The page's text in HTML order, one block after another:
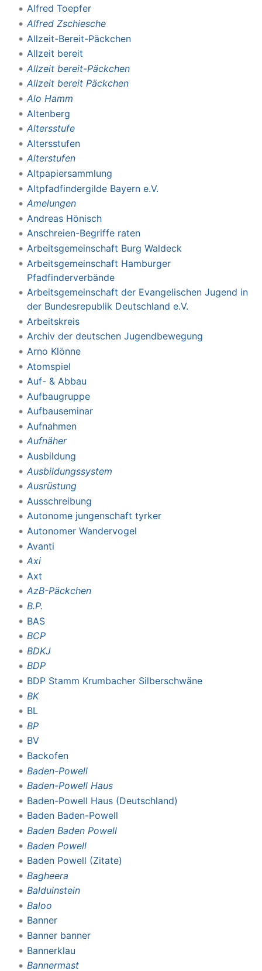
Alfred Toepfer
Alfred Zschiesche
Allzeit-Bereit-Päckchen
Allzeit bereit
Allzeit bereit-Päckchen
Allzeit bereit Päckchen
Alo Hamm
Altenberg
Altersstufe
Altersstufen
Alterstufen
Altpapiersammlung
Altpfadfindergilde Bayern e.V.
Amelungen
Andreas Hönisch
Anschreien-Begriffe raten
Arbeitsgemeinschaft Burg Waldeck
Arbeitsgemeinschaft Hamburger
Pfadfinderverbände
Arbeitsgemeinschaft der Evangelischen Jugend in
der Bundesrepublik Deutschland e.V.
Arbeitskreis
Archiv der deutschen Jugendbewegung
Arno Klönne
Atomspiel
Auf- & Abbau
Aufbaugruppe
Aufbauseminar
Aufnahmen
Aufnäher
Ausbildung
Ausbildungssystem
Ausrüstung
Ausschreibung
Autonome jungenschaft tyrker
Autonomer Wandervogel
Avanti
Axi
Axt
AzB-Päckchen
B.P.
BAS
BCP
BDKJ
BDP
BDP Stamm Krumbacher Silberschwäne
BK
BL
BP
BV
Backofen
Baden-Powell
Baden-Powell Haus
Baden-Powell Haus (Deutschland)
Baden Baden-Powell
Baden Baden Powell
Baden Powell
Baden Powell (Zitate)
Bagheera
Balduinstein
Baloo
Banner
Banner banner
Bannerklau
Bannermast